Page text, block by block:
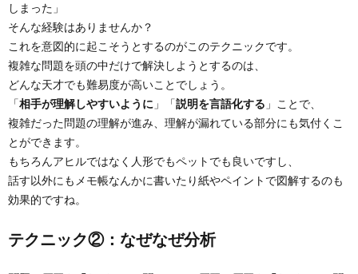
しまった」
そんな経験はありませんか？
これを意図的に起こそうとするのがこのテクニックです。
複雑な問題を頭の中だけで解決しようとするのは、
どんな天才でも難易度が高いことでしょう。
「相手が理解しやすいように 」「説明を言語化する 」ことで、
複雑だった問題の理解が進み、理解が漏れている部分にも気付くこ
とができます。
もちろんアヒルではなく人形でもペットでも良いですし、
話す以外にもメモ帳なんかに書いたり紙やペイントで図解するのも
効果的ですね。
テクニック②：なぜなぜ分析